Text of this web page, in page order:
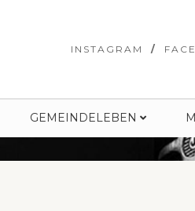
INSTAGRAM
GEMEINDELEBEN